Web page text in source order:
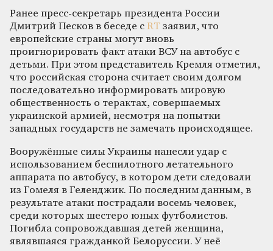
Ранее пресс-секретарь президента России
Дмитрий Песков в беседе с RT заявил, что
европейские страны могут вновь
проигнорировать факт атаки ВСУ на автобус с
детьми. При этом представитель Кремля отметил,
что российская сторона считает своим долгом
последовательно информировать мировую
общественность о терактах, совершаемых
украинской армией, несмотря на попытки
западных государств не замечать происходящее.
Вооружённые силы Украины нанесли удар с
использованием беспилотного летательного
аппарата по автобусу, в котором дети следовали
из Гомеля в Геленджик. По последним данным, в
результате атаки пострадали восемь человек,
среди которых шестеро юных футболистов.
Погибла сопровождавшая детей женщина,
являвшаяся гражданкой Белоруссии. У неё